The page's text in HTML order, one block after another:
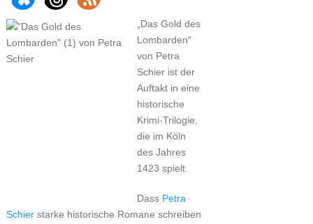
„Das Gold des
Lombarden“
von Petra
Schier ist der
Auftakt in eine
historische
Krimi-Trilogie,
die im Köln
des Jahres
1423 spielt.
Dass Petra
Schierstarke historische Romane schreiben